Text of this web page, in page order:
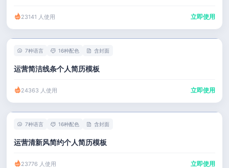
23141 人使用 立即使用
7种语言 16种配色 含封面
运营简洁线条个人简历模板
24363 人使用 立即使用
7种语言 16种配色 含封面
运营清新风简约个人简历模板
23776 人使用 立即使用